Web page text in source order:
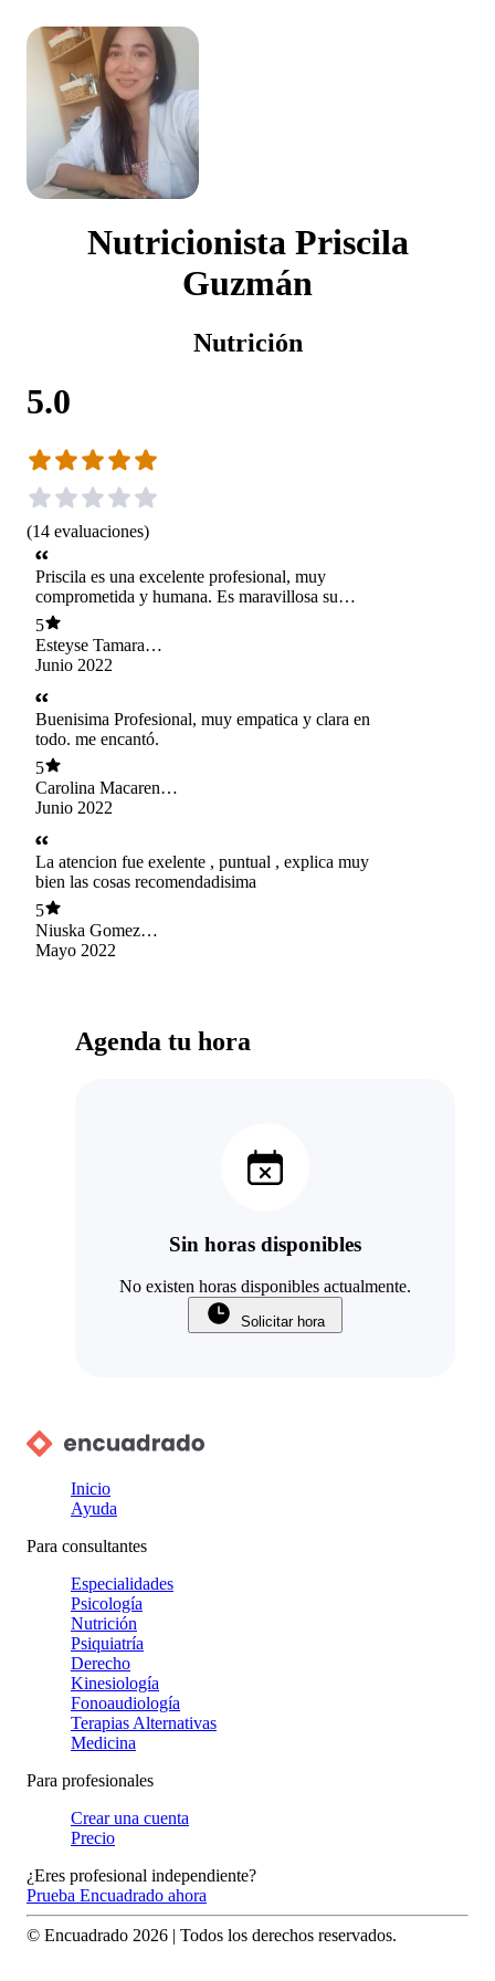
Nutricionista Priscila
Guzmán
Nutrición
5.0
(14 evaluaciones)
Priscila es una excelente profesional, muy
comprometida y humana. Es maravillosa su
atención.
5
Esteyse Tamara
Villarroel Bernales
Junio 2022
Buenisima Profesional, muy empatica y clara en
todo. me encantó.
5
Carolina Macarena
Castillo iglesias
Junio 2022
La atencion fue exelente , puntual , explica muy
bien las cosas recomendadisima
5
Niuska Gomez
Rocha
Mayo 2022
Agenda tu hora
Sin horas disponibles
No existen horas disponibles actualmente.
Solicitar hora
Inicio
Ayuda
Para consultantes
Especialidades
Psicología
Nutrición
Psiquiatría
Derecho
Kinesiología
Fonoaudiología
Terapias Alternativas
Medicina
Para profesionales
Crear una cuenta
Precio
¿Eres profesional independiente?
Prueba Encuadrado ahora
© Encuadrado 2026 | Todos los derechos reservados.